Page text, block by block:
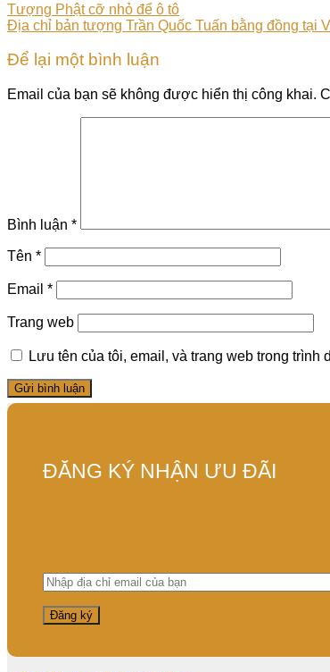
Tượng Phật cỡ nhỏ để ô tô
Địa chỉ bản tượng Trần Quốc Tuấn bằng đồng tại
Để lại một bình luận
Email của bạn sẽ không được hiển thị công khai.
Bình luận *
Tên *
Email *
Trang web
Lưu tên của tôi, email, và trang web trong trình
ĐĂNG KÝ NHẬN ƯU ĐÃI